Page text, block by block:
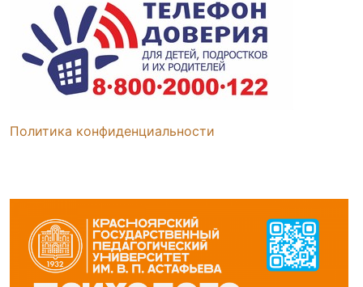
Политика конфиденциальности